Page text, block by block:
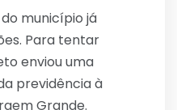
município já
Para tentar
enviou uma
previdência à
Grande.